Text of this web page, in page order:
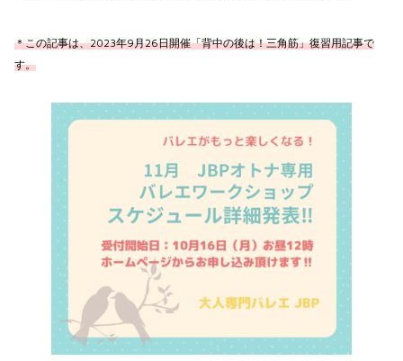
＊この記事は、2023年9月26日開催「背中の後は！三角筋」復習用記事で
す。